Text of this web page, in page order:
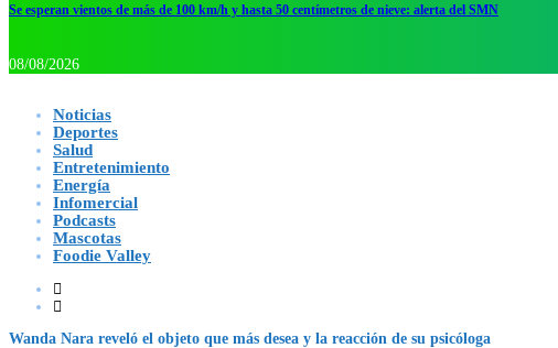
Se esperan vientos de más de 100 km/h y hasta 50 centímetros de nieve: alerta del SMN
08/08/2026
Noticias
Deportes
Salud
Entretenimiento
Energía
Infomercial
Podcasts
Mascotas
Foodie Valley
Wanda Nara reveló el objeto que más desea y la reacción de su psicóloga